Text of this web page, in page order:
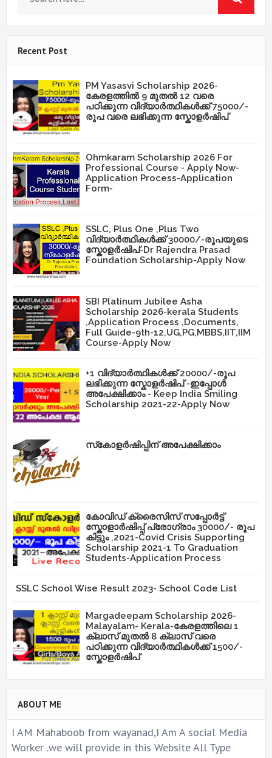
Recent Post
PM Yasasvi Scholarship 2026-
കേരളത്തിൽ 9 മുതൽ 12 വരെ
പഠിക്കുന്ന വിദ്യാർത്ഥികൾക്ക് 75000/-
രൂപ വരെ ലഭിക്കുന്ന സ്കോളർഷിപ്
Ohmkaram Scholarship 2026 For
Professional Course - Apply Now-
Application Process-Application
Form-
SSLC, Plus One ,Plus Two
വിദ്യാർത്ഥികൾക്ക് 30000/-രൂപയുടെ
സ്കോളർഷിപ്-Dr Rajendra Prasad
Foundation Scholarship-Apply Now
SBI Platinum Jubilee Asha
Scholarship 2026-kerala Students
,Application Process ,Documents,
Full Guide-9th-12,UG,PG,MBBS,IIT,IIM
Course-Apply Now
+1 വിദ്യാർത്ഥികൾക്ക് 20000/-രൂപ
ലഭിക്കുന്ന സ്കോളർഷിപ് -ഇപ്പോൾ
അപേക്ഷിക്കാം - Keep India Smiling
Scholarship 2021-22-Apply Now
സ്‌കോളർഷിപ്പിന് അപേക്ഷിക്കാം
കോവിഡ് ക്രൈസിസ് സപ്പോർട്ട്
സ്കോളാർഷിപ്പ് പ്രോഗ്രാം 30000/- രൂപ
കിട്ടും ,2021-Covid Crisis Supporting
Scholarship 2021-1 To Graduation
Students-Application Process
SSLC School Wise Result 2023- School Code List
Margadeepam Scholarship 2026-
Malayalam- Kerala-കേരളത്തിലെ 1
ക്ലാസ് മുതൽ 8 ക്ലാസ് വരെ
പഠിക്കുന്ന വിദ്യാർത്ഥികൾക്ക് 1500/-
സ്കോളർഷിപ്
ABOUT ME
I AM Mahaboob from wayanad,I Am A social Media
Worker .we will provide in this Website All Type